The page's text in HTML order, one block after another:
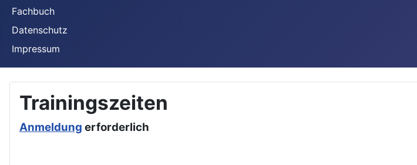
Fachbuch
Datenschutz
Impressum
Trainingszeiten
Anmeldung erforderlich